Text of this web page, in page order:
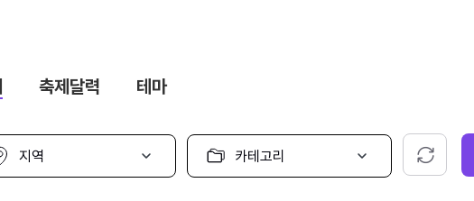
축제달력 테마
카
고
초기화